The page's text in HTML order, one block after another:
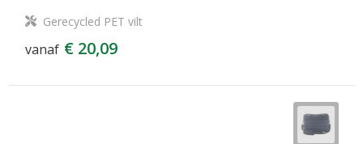
Gerecycled PET vilt
vanaf € 20,09